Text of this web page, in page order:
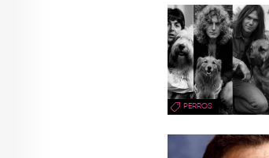
PERROS